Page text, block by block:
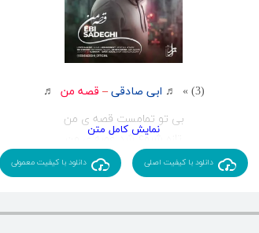
بی دیدن روی تو سرانجام ندارم
وای از شب دلتنگ سیاهم
ای وای که بی بال و پرم
زده امشب به سرم
با دل در به درم
چشم از گریه ترم
من از اینجا بپرم
دلتنگ من و آه من و خواهش من شو
(3) » ♬ ابی صادقی – قصه من
♬
بی تو تمامست قصه ی من
تازه شروع شد غصه ی من
ای دل کمی حوصله کن
با خنده مرا دیوانه کن
جانه من می رود ای خدا
دانلود با کیفیت اصلی دانلود با کیفیت معمولی